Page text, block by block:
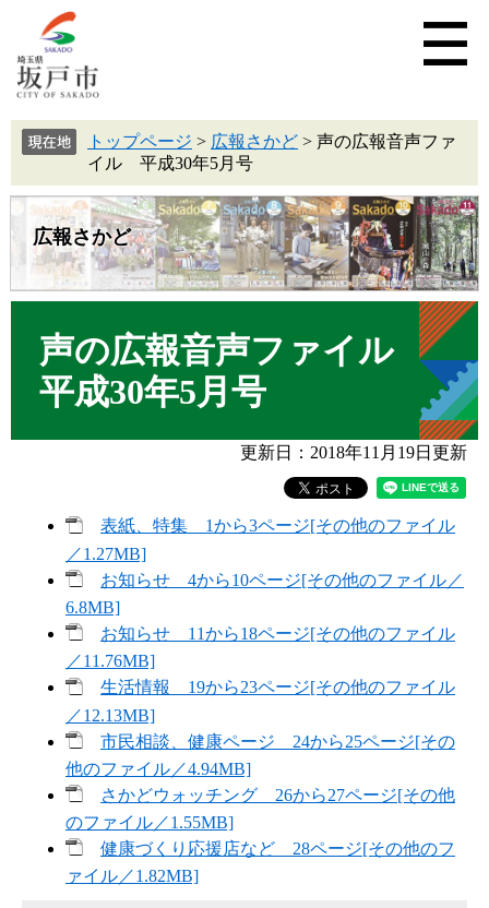
トップページ > 広報さかど > 声の広報音声ファ
イル 平成30年5月号
広報さかど
声の広報音声ファイル
平成30年5月号
更新日：2018年11月19日更新
表紙、特集 1から3ページ[その他のファイル
／1.27MB]
お知らせ 4から10ページ[その他のファイル／
6.8MB]
お知らせ 11から18ページ[その他のファイル
／11.76MB]
生活情報 19から23ページ[その他のファイル
／12.13MB]
市民相談、健康ページ 24から25ページ[その
他のファイル／4.94MB]
さかどウォッチング 26から27ページ[その他
のファイル／1.55MB]
健康づくり応援店など 28ページ[その他のフ
ァイル／1.82MB]